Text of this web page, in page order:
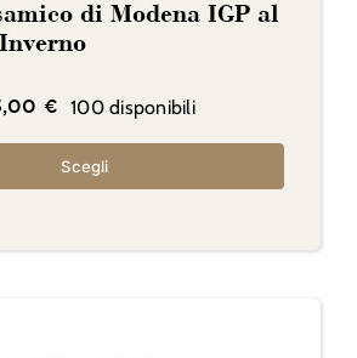
di Modena IGP al
€ 100 disponibili
Scegli